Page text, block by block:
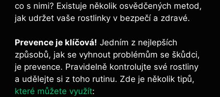
co s nimi? Existuje několik osvědčených metod,
jak udržet vaše rostlinky v bezpečí a zdravé.
Prevence je klíčová! Jedním z nejlepších
způsobů, jak se vyhnout problémům se škůdci,
je prevence. Pravidelně kontrolujte své rostliny
a udělejte si z toho rutinu. Zde je několik tipů,
které můžete využít: